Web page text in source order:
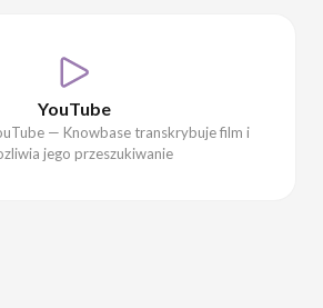
YouTube
— Knowbase transkrybuje film i
jego przeszukiwanie